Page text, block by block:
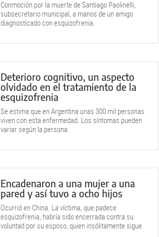
Conmoción por la muerte de Santiago Paolinelli,
subsecretario municipal, a manos de un amigo
diagnosticado con esquizofrenia.
Deterioro cognitivo, un aspecto
olvidado en el tratamiento de la
esquizofrenia
Se estima que en Argentina unas 300 mil personas
viven con esta enfermedad. Los síntomas pueden
variar según la persona.
Encadenaron a una mujer a una
pared y así tuvo a ocho hijos
Ocurrió en China. La víctima, que padece
esquizofrenia, habría sido encerrada contra su
voluntad por su esposo, quien insólitamente sigue